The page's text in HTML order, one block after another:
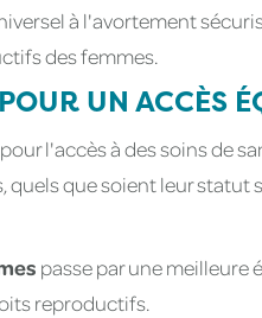
à l'avortement
des femmes.
UN ACCÈS
l'accès à des soins de
quels que soient leur statut
passe par une meilleure
reproductifs.